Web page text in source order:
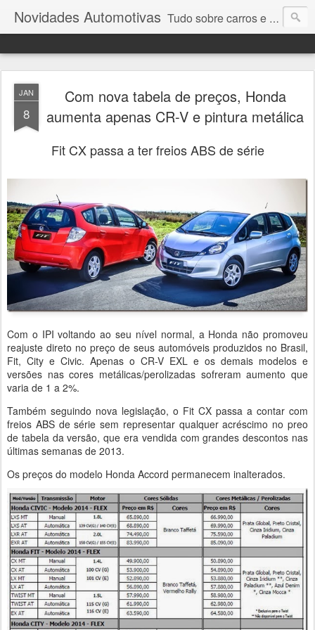
Novidades Automotivas Tudo sobre carros e motores
JAN
8
Com nova tabela de preços, Honda
aumenta apenas CR-V e pintura metálica
Fit CX passa a ter freios ABS de série
Com o IPI voltando ao seu nível normal, a Honda não promoveu
reajuste direto no preço de seus automóveis produzidos no Brasil,
Fit, City e Civic. Apenas o CR-V EXL e os demais modelos e
versões nas cores metálicas/perolizadas sofreram aumento que
varia de 1 a 2%.
Também seguindo nova legislação, o Fit CX passa a contar com
freios ABS de série sem representar qualquer acréscimo no preo
de tabela da versão, que era vendida com grandes descontos nas
últimas semanas de 2013.
Os preços do modelo Honda Accord permanecem inalterados.